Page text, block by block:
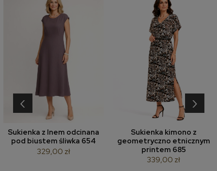
Sukienka z lnem odcinana
pod biustem śliwka 654
329,00 zł
Sukienka kimono z
geometryczno etnicznym
printem 685
339,00 zł
‹ ›